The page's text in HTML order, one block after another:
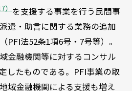
） を支援する事業を行う民間事
遣・助言に関する業務の追加
PFI法52条1項6号・7号等）。
金融機関等に対するコンサル
したものである。PFI事業の取
域金融機関による支援も増え